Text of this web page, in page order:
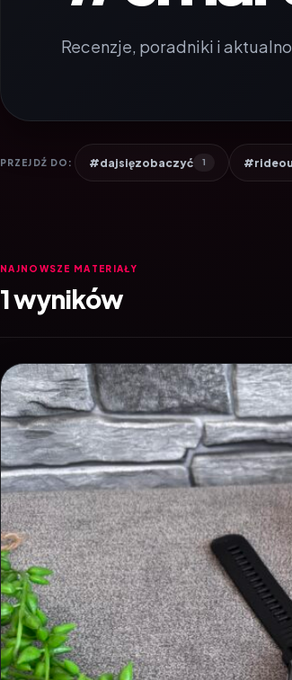
Recenzje, poradniki i
PRZEJDŹ DO: #dajsięzobaczyć 1
NAJNOWSZE MATERIAŁY
1 wyników